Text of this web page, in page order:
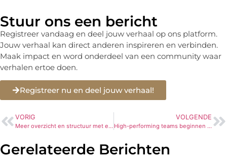
Stuur ons een bericht
Registreer vandaag en deel jouw verhaal op ons platform.
Jouw verhaal kan direct anderen inspireren en verbinden.
Maak impact en word onderdeel van een community waar
verhalen ertoe doen.
Registreer nu en deel jouw verhaal!
VORIG
Meer overzicht en structuur met een offerte programma bouw als software voor bedrijven
VOLGENDE
High-performing teams beginnen bij de juiste begeleiding
Gerelateerde Berichten